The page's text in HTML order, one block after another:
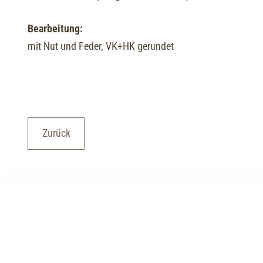
Bearbeitung:
mit Nut und Feder, VK+HK gerundet
Zurück